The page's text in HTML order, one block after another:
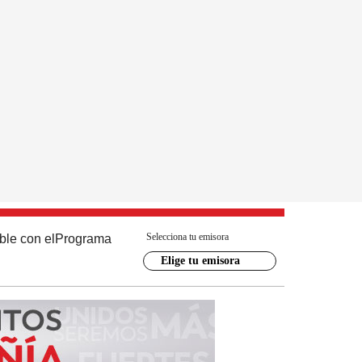
con el Programa Selecciona tu emisora
Elige tu emisora